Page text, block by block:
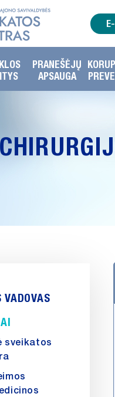
PRANEŠĖJŲ
APSAUGA
VADOVAS
sveikatos